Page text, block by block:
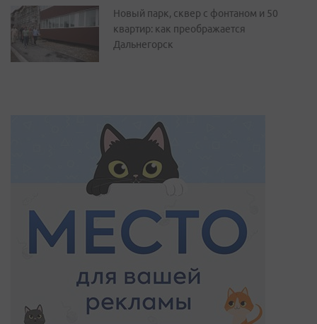
Новый парк, сквер с фонтаном и 50
квартир: как преображается
Дальнегорск